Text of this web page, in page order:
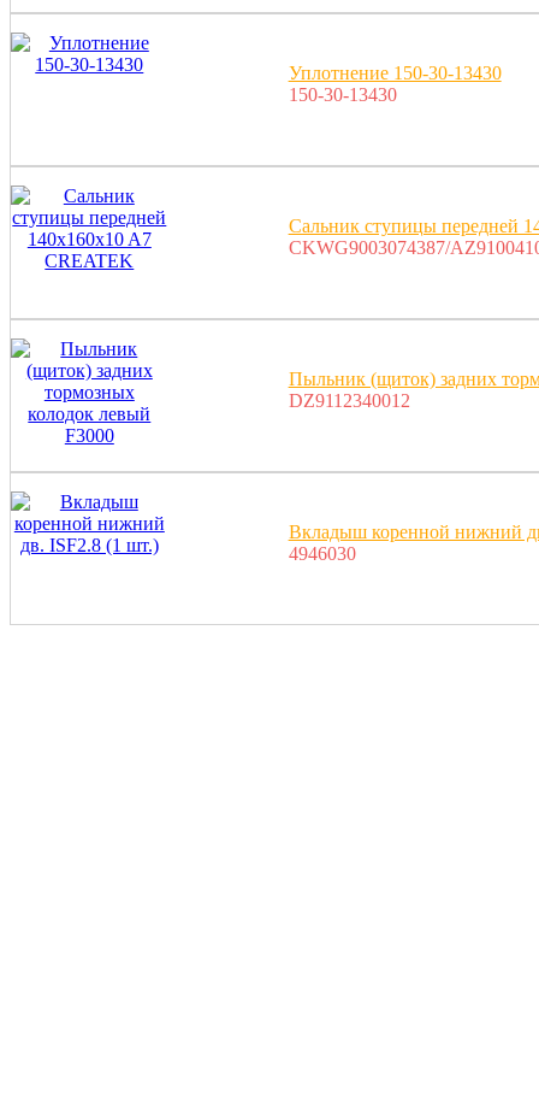
Уплотнение 150-30-13430
150-30-13430
Сальник ступицы передней
CKWG9003074387/
Пыльник (щиток) задних
DZ9112340012
Вкладыш коренной нижний
4946030